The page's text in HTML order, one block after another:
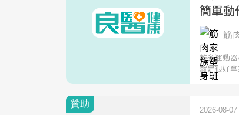
簡單動
筋
許多運動
就是很好